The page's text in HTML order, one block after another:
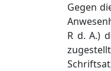
Gegen
R d. A.)